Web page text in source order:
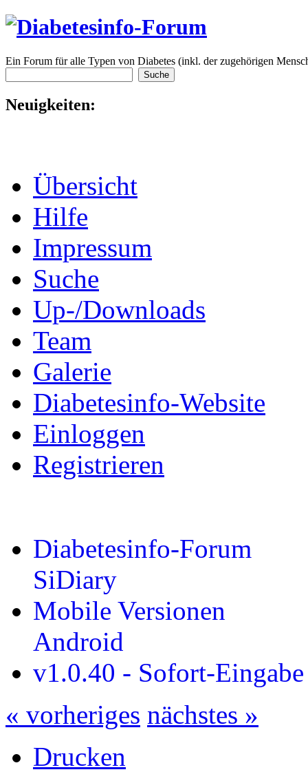
Ein Forum für alle Typen von Diabetes (inkl. der zugehörigen
Neuigkeiten:
Übersicht
Hilfe
Impressum
Suche
Up-/Downloads
Team
Galerie
Diabetesinfo-Website
Einloggen
Registrieren
Diabetesinfo-Forum
SiDiary
Mobile Versionen
Android
v1.0.40 - Sofort-
« vorheriges nächstes »
Drucken